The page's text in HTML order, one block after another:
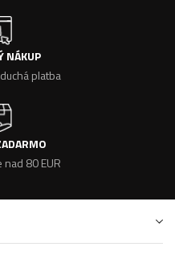
NÁKUP
platba
80 EUR